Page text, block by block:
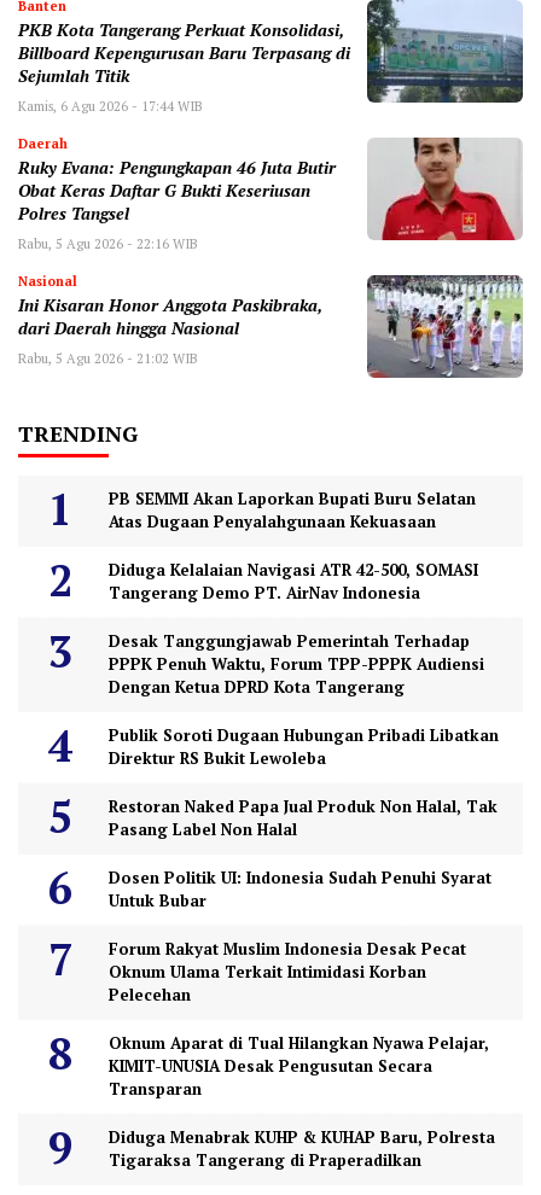
Banten
‎PKB Kota Tangerang Perkuat Konsolidasi,
Billboard Kepengurusan Baru Terpasang di
Sejumlah Titik ‎
Kamis, 6 Agu 2026 - 17:44 WIB
Daerah
‎Ruky Evana: Pengungkapan 46 Juta Butir
Obat Keras Daftar G Bukti Keseriusan
Polres Tangsel
Rabu, 5 Agu 2026 - 22:16 WIB
Nasional
Ini Kisaran Honor Anggota Paskibraka,
dari Daerah hingga Nasional
Rabu, 5 Agu 2026 - 21:02 WIB
TRENDING
PB SEMMI Akan Laporkan Bupati Buru Selatan
Atas Dugaan Penyalahgunaan Kekuasaan
Diduga Kelalaian Navigasi ATR 42-500, SOMASI
Tangerang Demo PT. AirNav Indonesia
Desak Tanggungjawab Pemerintah Terhadap
PPPK Penuh Waktu, Forum TPP-PPPK Audiensi
Dengan Ketua DPRD Kota Tangerang
Publik Soroti Dugaan Hubungan Pribadi Libatkan
Direktur RS Bukit Lewoleba
Restoran Naked Papa Jual Produk Non Halal, Tak
Pasang Label Non Halal
Dosen Politik UI: Indonesia Sudah Penuhi Syarat
Untuk Bubar
Forum Rakyat Muslim Indonesia Desak Pecat
Oknum Ulama Terkait Intimidasi Korban
Pelecehan
Oknum Aparat di Tual Hilangkan Nyawa Pelajar,
KIMIT-UNUSIA Desak Pengusutan Secara
Transparan
Diduga Menabrak KUHP & KUHAP Baru, Polresta
Tigaraksa Tangerang di Praperadilkan